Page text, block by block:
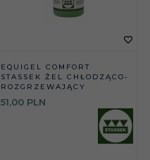
EQUIGEL COMFORT
STASSEK ŻEL CHŁODZĄCO-
ROZGRZEWAJĄCY
51,00 PLN